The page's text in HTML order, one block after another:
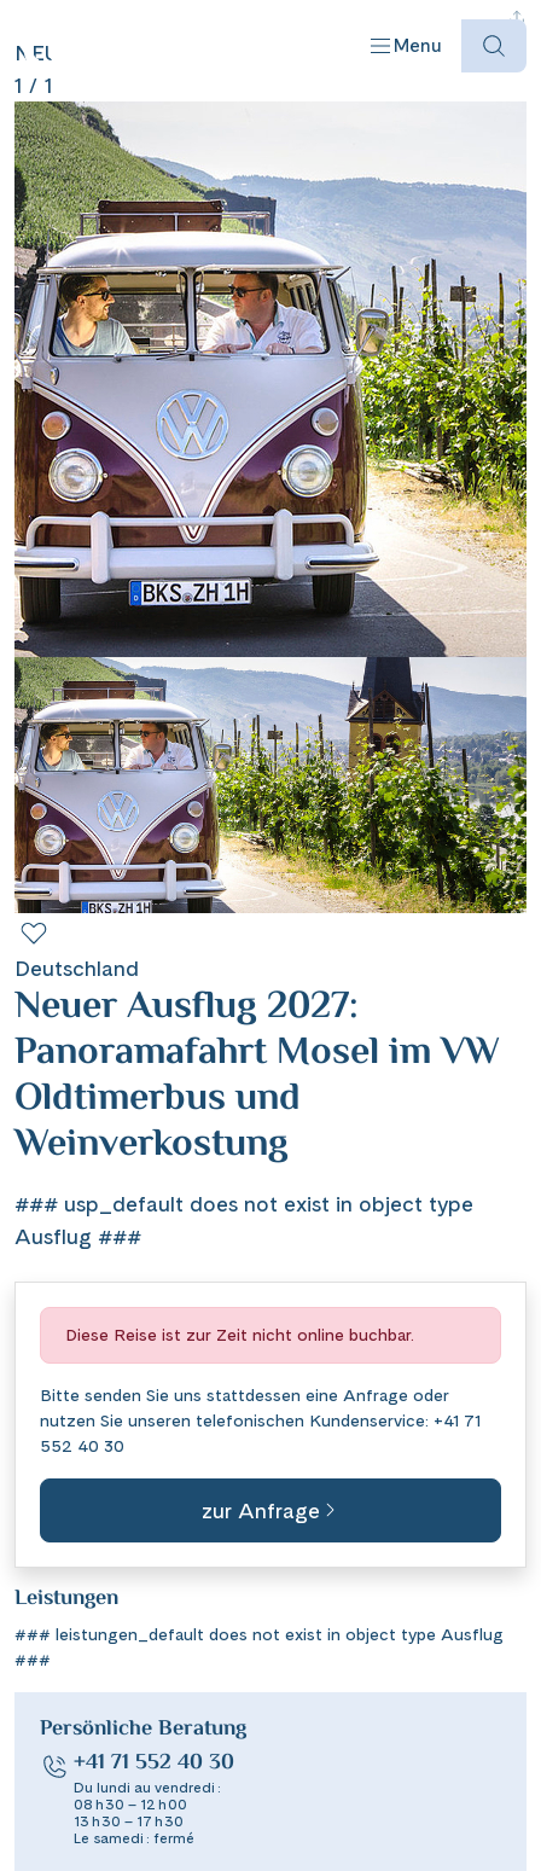
Menu
Offres
Destinations
Bateaux
Informations
Contact
Mentions légales
Contact professionnel
Hotline +41 71 552 40 30CH|DE
NEU
1 / 1
Deutschland
Neuer Ausflug 2027:
Panoramafahrt Mosel im VW
Oldtimerbus und
Weinverkostung
### usp_default does not exist in object type
Ausflug ###
Diese Reise ist zur Zeit nicht online buchbar.
Bitte senden Sie uns stattdessen eine Anfrage oder
nutzen Sie unseren telefonischen Kundenservice: +41 71
552 40 30
zur Anfrage
Leistungen
### leistungen_default does not exist in object type Ausflug
###
Persönliche Beratung
+41 71 552 40 30
Du lundi au vendredi :
08 h 30 – 12 h 00
13 h 30 – 17 h 30
Le samedi : fermé